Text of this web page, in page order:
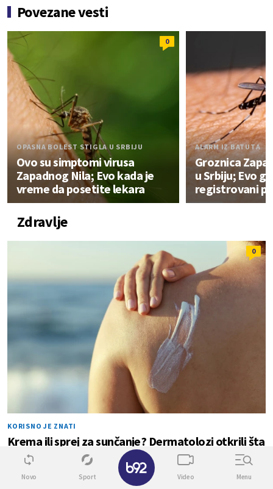
Povezane vesti
0
OPASNA BOLEST STIGLA U SRBIJU
Ovo su simptomi virusa
Zapadnog Nila; Evo kada je
vreme da posetite lekara
ALARM IZ BATUTA
Groznica
u Srbiju; Evo
registrovani
Zdravlje
0
KORISNO JE ZNATI
Krema ili sprej za sunčanje? Dermatolozi otkrili šta
je bolji izbor
Novo Sport Video Menu
✕